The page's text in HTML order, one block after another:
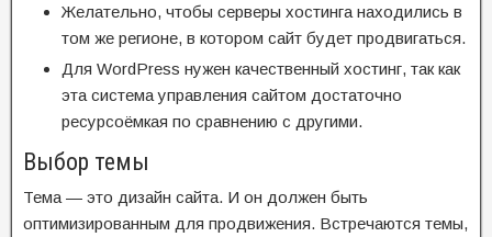
Желательно, чтобы серверы хостинга находились в
том же регионе, в котором сайт будет продвигаться.
Для WordPress нужен качественный хостинг, так как
эта система управления сайтом достаточно
ресурсоёмкая по сравнению с другими.
Выбор темы
Тема — это дизайн сайта. И он должен быть
оптимизированным для продвижения. Встречаются темы,